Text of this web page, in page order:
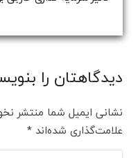
دیدگاهتان را
نشانی ایمیل شما منتشر
علامت‌گذاری شده‌اند*